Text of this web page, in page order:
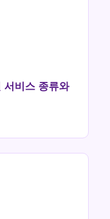
서비스 종류와